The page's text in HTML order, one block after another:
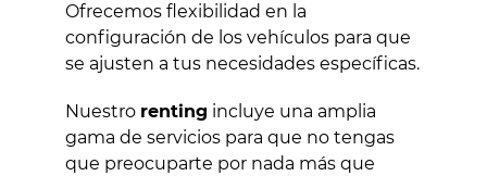
Ofrecemos flexibilidad en la
configuración de los vehículos para que
se ajusten a tus necesidades específicas.
Nuestro renting incluye una amplia
gama de servicios para que no tengas
que preocuparte por nada más que